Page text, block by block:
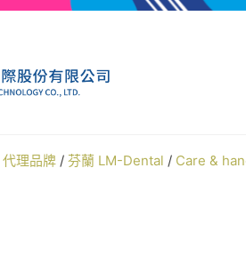
代理品牌 / 芬蘭 LM-Dental / Care &